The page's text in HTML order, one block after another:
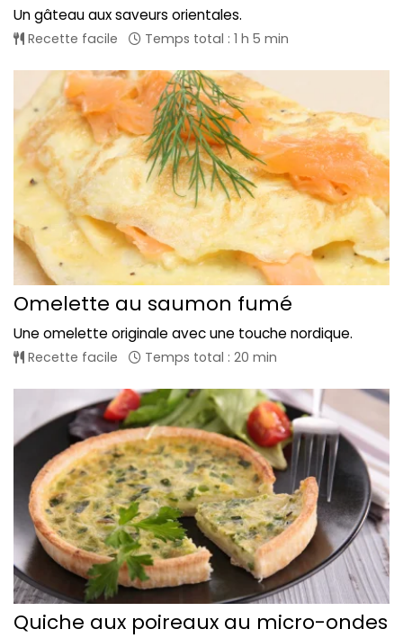
Un gâteau aux saveurs orientales.
Recette facile Temps total : 1 h 5 min
Omelette au saumon fumé
Une omelette originale avec une touche nordique.
Recette facile Temps total : 20 min
Quiche aux poireaux au micro-ondes